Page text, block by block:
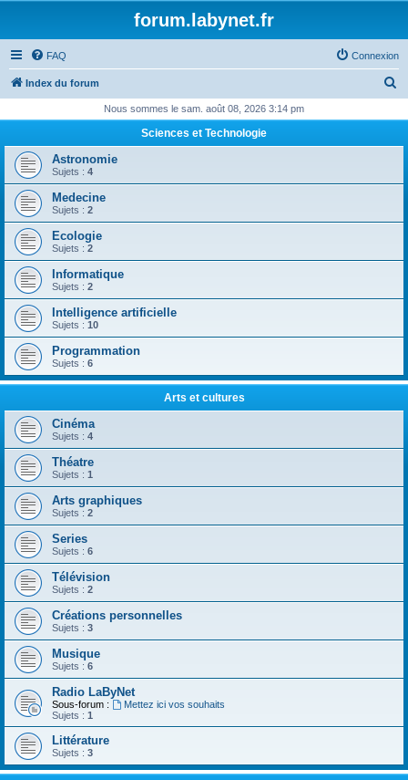
forum.labynet.fr
FAQ Connexion
Index du forum
h
Nous sommes le sam. août 08, 2026 3:14 pm
Sciences et Technologie
Astronomie
Sujets : 4
Medecine
Sujets : 2
Ecologie
Sujets : 2
Informatique
Sujets : 2
Intelligence artificielle
Sujets : 10
Programmation
Sujets : 6
Arts et cultures
Cinéma
Sujets : 4
Théatre
Sujets : 1
Arts graphiques
Sujets : 2
Series
Sujets : 6
Télévision
Sujets : 2
Créations personnelles
Sujets : 3
Musique
Sujets : 6
Radio LaByNet
Sous-forum :
Mettez ici vos souhaits
Sujets : 1
Littérature
Sujets : 3